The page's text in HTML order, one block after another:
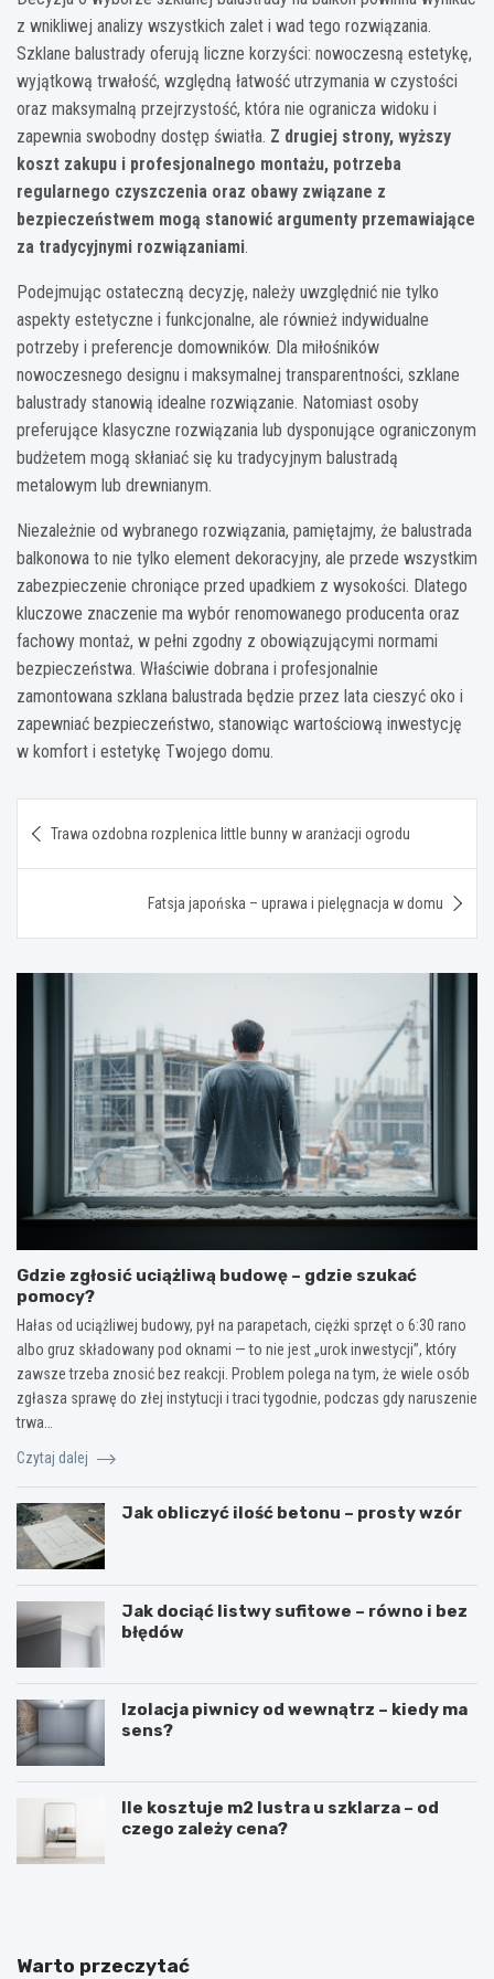
z wnikliwej analizy wszystkich zalet i wad tego rozwiązania.
Szklane balustrady oferują liczne korzyści: nowoczesną estetykę,
wyjątkową trwałość, względną łatwość utrzymania w czystości
oraz maksymalną przejrzystość, która nie ogranicza widoku i
zapewnia swobodny dostęp światła. Z drugiej strony, wyższy
koszt zakupu i profesjonalnego montażu, potrzeba
regularnego czyszczenia oraz obawy związane z
bezpieczeństwem mogą stanowić argumenty przemawiające
za tradycyjnymi rozwiązaniami.
Podejmując ostateczną decyzję, należy uwzględnić nie tylko
aspekty estetyczne i funkcjonalne, ale również indywidualne
potrzeby i preferencje domowników. Dla miłośników
nowoczesnego designu i maksymalnej transparentności, szklane
balustrady stanowią idealne rozwiązanie. Natomiast osoby
preferujące klasyczne rozwiązania lub dysponujące ograniczonym
budżetem mogą skłaniać się ku tradycyjnym balustradą
metalowym lub drewnianym.
Niezależnie od wybranego rozwiązania, pamiętajmy, że balustrada
balkonowa to nie tylko element dekoracyjny, ale przede wszystkim
zabezpieczenie chroniące przed upadkiem z wysokości. Dlatego
kluczowe znaczenie ma wybór renomowanego producenta oraz
fachowy montaż, w pełni zgodny z obowiązującymi normami
bezpieczeństwa. Właściwie dobrana i profesjonalnie
zamontowana szklana balustrada będzie przez lata cieszyć oko i
zapewniać bezpieczeństwo, stanowiąc wartościową inwestycję
w komfort i estetykę Twojego domu.
wpisu
Trawa ozdobna rozplenica little bunny w aranżacji ogrodu
Fatsja japońska – uprawa i pielęgnacja w domu
Gdzie zgłosić uciążliwą budowę – gdzie szukać
pomocy?
Hałas od uciążliwej budowy, pył na parapetach, ciężki sprzęt o 6:30 rano
albo gruz składowany pod oknami — to nie jest „urok inwestycji”, który
zawsze trzeba znosić bez reakcji. Problem polega na tym, że wiele osób
zgłasza sprawę do złej instytucji i traci tygodnie, podczas gdy naruszenie
trwa…
Czytaj dalej
Jak obliczyć ilość betonu – prosty wzór
Jak dociąć listwy sufitowe – równo i bez
błędów
Izolacja piwnicy od wewnątrz – kiedy ma
sens?
Ile kosztuje m2 lustra u szklarza – od
czego zależy cena?
N
d
B
a
Warto przeczytać